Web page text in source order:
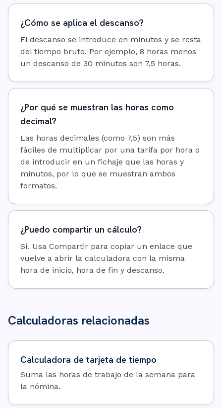
¿Cómo se aplica el descanso?
El descanso se introduce en minutos y se resta
del tiempo bruto. Por ejemplo, 8 horas menos
un descanso de 30 minutos son 7,5 horas.
¿Por qué se muestran las horas como
decimal?
Las horas decimales (como 7,5) son más
fáciles de multiplicar por una tarifa por hora o
de introducir en un fichaje que las horas y
minutos, por lo que se muestran ambos
formatos.
¿Puedo compartir un cálculo?
Sí. Usa Compartir para copiar un enlace que
vuelve a abrir la calculadora con la misma
hora de inicio, hora de fin y descanso.
Calculadoras relacionadas
Calculadora de tarjeta de tiempo
Suma las horas de trabajo de la semana para
la nómina.